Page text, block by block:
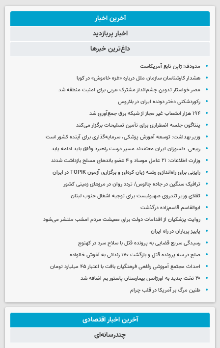
آخرین اخبار
اخبار پربازدید
داغ‌ترین خبرها
مدودف: ژاپن تابع آمریکاست
هشدار کارشناسان سازمان ملل درباره «غزه‌ خاموش» در کوبا
مصر خواستار تدوین چشم‌انداز مشترک عربی برای امنیت منطقه شد
رکوردشکنی دختر دونده ایران در بلاروس
۱۹۴ هزار انشعاب غیر مجاز از شبکه برق جمع‌آوری شد
پنتاگون جلسه اضطراری برای تأمین تسلیحات برگزار می‌کند
وزیر بهداشت: توسعه آموزش پزشکی، سرمایه‌گذاری برای آینده کشور است
ربیعی: دلسوزان ایران معتقدند مسیر درست راهبرد وفاق باید ادامه یابد
وزارت اطلاعات: ۲۱ عامل موساد و ۴ عضو باندهای مسلح بازداشت شدند
رایزنی برای راه‌اندازی رشته زبان کره‌ای و برگزاری آزمون TOPIK در ایران
ترافیک سنگین در جاده چالوس/ تردد روان در مرزهای زمینی کشور
تقلای وزیر تندروی صهیونیست برای توجیه اشغال جنوب لبنان
ابوالقاسم قاسم‌زاده درگذشت
روایت پزشکیان از اقدامات دولت برای معیشت مردم امشب منتشر می‌شود
پاییز پرباران در راه ایران
رسیدگی سریع قضایی به پرونده قتل با سلاح سرد در کهنوج
صلح در سه پرونده قتل و بازگشت ۱۷۰ زندانی به آغوش خانواده
احداث مجتمع آموزشی رفاهی فرهنگیان بافت با اعتبار ۴۵ میلیارد تومان
۲۰ تخت جدید به اورژانس بیمارستان پاستور بم اضافه شد
طنین مرگ بر آمریکا در قلب چرام
آخرین اخبار اقتصادی
چندرسانه‌ای